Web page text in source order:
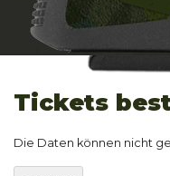
Tickets
Die Daten können nicht